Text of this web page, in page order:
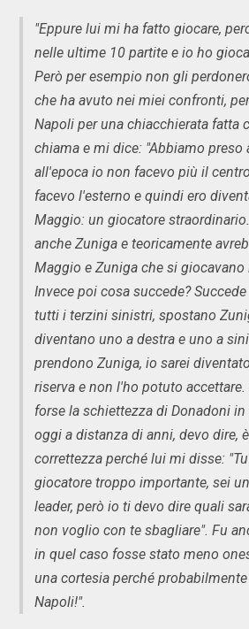
"Eppure lui mi ha fatto giocare,
nelle ultime 10 partite e io ho
Però per esempio non gli
che ha avuto nei miei confronti,
Napoli per una chiacchierata fatta
chiama e mi dice: "Abbiamo preso
all'epoca io non facevo più il
facevo l'esterno e quindi ero
Maggio: un giocatore
anche Zuniga e teoricamente
Maggio e Zuniga che si giocavano
Invece poi cosa succede?
tutti i terzini sinistri, spostano
diventano uno a destra e uno a
prendono Zuniga, io sarei
riserva e non l'ho potuto
forse la schiettezza di Donadoni in
oggi a distanza di anni, devo dire,
correttezza perché lui mi disse:
giocatore troppo importante, sei
leader, però io ti devo dire quali
non voglio con te sbagliare". Fu
in quel caso fosse stato meno
una cortesia perché
Napoli!".